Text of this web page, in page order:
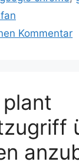
Kommentar